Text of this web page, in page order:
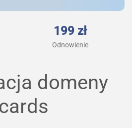
199 zł
Odnowienie
domeny